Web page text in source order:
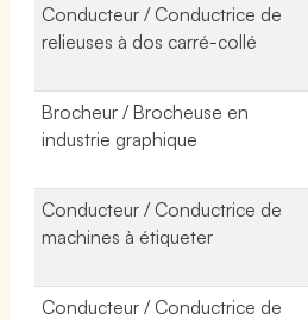
Conducteur / Conductrice de
relieuses à dos carré-collé
Brocheur / Brocheuse en
industrie graphique
Conducteur / Conductrice de
machines à étiqueter
Conducteur / Conductrice de